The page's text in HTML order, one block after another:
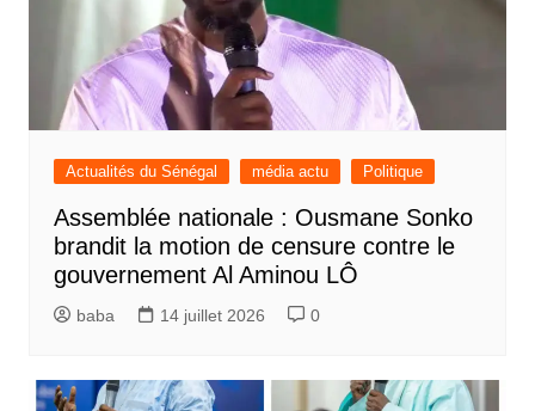
Actualités du Sénégal média actu Politique
Assemblée nationale : Ousmane Sonko
brandit la motion de censure contre le
gouvernement Al Aminou LÔ
baba 14 juillet 2026 0